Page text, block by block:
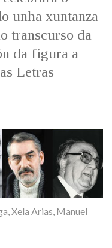
CORPORATIVA
DEL ADALID
EMILIA PARDO
HOMENAXEADAS
DLG
DAS LETRAS
unha xuntanza
transcurso da
da figura a
Letras
Xela Arias, Manuel